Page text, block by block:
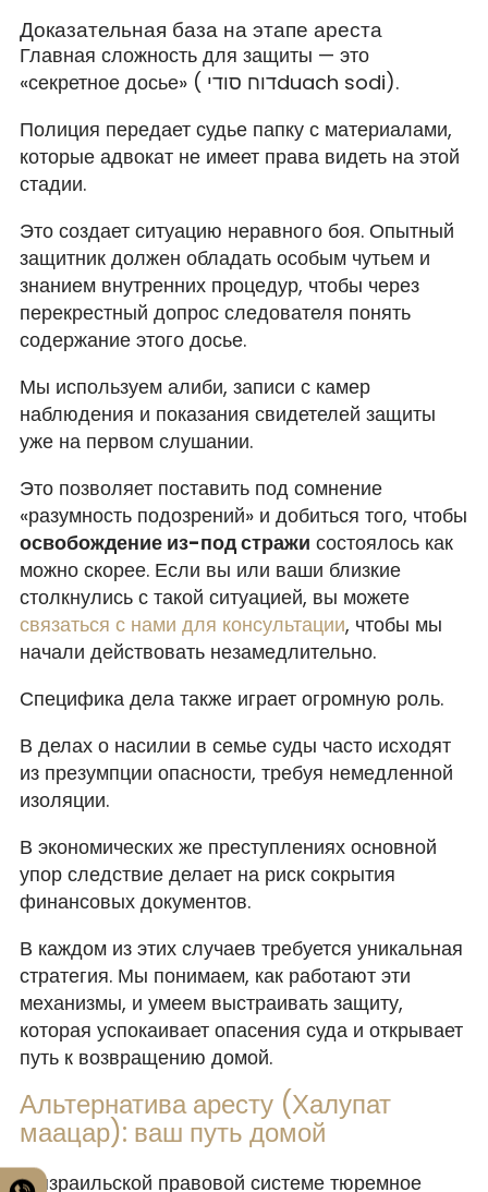
Доказательная база на этапе ареста
Главная сложность для защиты — это
«секретное досье» ( דוח סודיduach sodi).
Полиция передает судье папку с материалами,
которые адвокат не имеет права видеть на этой
стадии.
Это создает ситуацию неравного боя. Опытный
защитник должен обладать особым чутьем и
знанием внутренних процедур, чтобы через
перекрестный допрос следователя понять
содержание этого досье.
Мы используем алиби, записи с камер
наблюдения и показания свидетелей защиты
уже на первом слушании.
Это позволяет поставить под сомнение
«разумность подозрений» и добиться того, чтобы
освобождение из-под стражи состоялось как
можно скорее. Если вы или ваши близкие
столкнулись с такой ситуацией, вы можете
связаться с нами для консультации, чтобы мы
начали действовать незамедлительно.
Специфика дела также играет огромную роль.
В делах о насилии в семье суды часто исходят
из презумпции опасности, требуя немедленной
изоляции.
В экономических же преступлениях основной
упор следствие делает на риск сокрытия
финансовых документов.
В каждом из этих случаев требуется уникальная
стратегия. Мы понимаем, как работают эти
механизмы, и умеем выстраивать защиту,
которая успокаивает опасения суда и открывает
путь к возвращению домой.
Альтернатива аресту (Халупат
маацар): ваш путь домой
В израильской правовой системе тюремное